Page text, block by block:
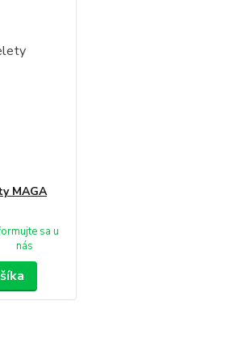
MAGA
sa u
nás